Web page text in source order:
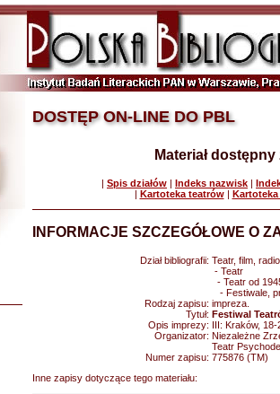
DOSTĘP ON-LINE DO PBL
Materiał
| Spis działów | Indeks nazwisk |
| Kartoteka teatrów|
INFORMACJE SZCZEGÓŁOWE O
Dział bibliografii: Teatr, film,
- Teatr
- Teatr od
- Festiwale,
Rodzaj zapisu: impreza.
Tytuł: Festiwal
Opis imprezy: III: Kraków, 18-
Organizator: Niezależne
Teatr
Numer zapisu: 775876 (TM)
Inne zapisy dotyczące tego materiału: